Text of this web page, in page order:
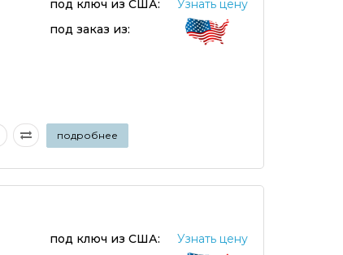
под ключ из США:
Узнать цену
под заказ из:
подробнее
под ключ из США:
Узнать цену